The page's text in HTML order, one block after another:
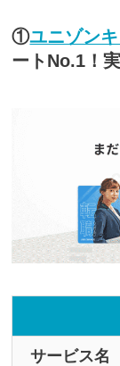
①ユニゾン
ートNo.1！
サービス名